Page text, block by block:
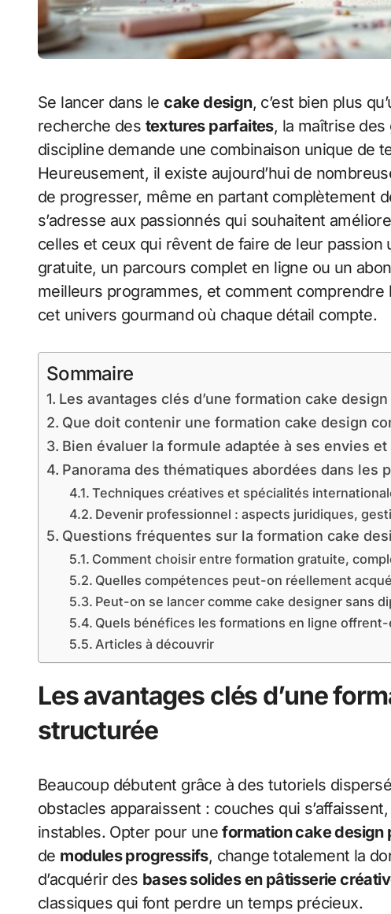
Se lancer dans lecake design, c’est bien plus
recherche des textures parfaites, la maîtrise des
discipline demande une combinaison unique de
Heureusement, il existe aujourd’hui de
de progresser, même en partant complètement
s’adresse aux passionnés qui souhaitent
celles et ceux qui rêvent de faire de leur
gratuite, un parcours complet en ligne ou un
meilleurs programmes, et comment comprendre
cet univers gourmand où chaque détail compte.
Sommaire
Les avantages clés d’une formation cake
Que doit contenir une formation cake design
Bien évaluer la formule adaptée à ses envies et
Panorama des thématiques abordées dans les
Techniques créatives et spécialités
Devenir professionnel : aspects juridiques,
Questions fréquentes sur la formation cake
Comment choisir entre formation gratuite,
Quelles compétences peut-on réellement
Peut-on se lancer comme cake designer sans
Quels bénéfices les formations en ligne
Articles à découvrir
Les avantages clés d’une
structurée
Beaucoup débutent grâce à des tutoriels
obstacles apparaissent : couches qui
instables. Opter pour uneformation cake design
de modules progressifs, change totalement la
d’acquérir des bases solides en pâtisserie
classiques qui font perdre un temps précieux.